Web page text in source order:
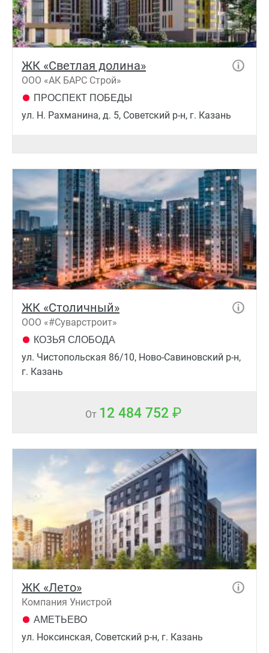
ЖК «Светлая долина»
ООО «АК БАРС Строй»
ПРОСПЕКТ ПОБЕДЫ
ул. Н. Рахманина, д. 5, Советский р-н, г. Казань
ЖК «Столичный»
ООО «#Суварстроит»
КОЗЬЯ СЛОБОДА
ул. Чистопольская 86/10, Ново-Савиновский р-н,
г. Казань
От 12 484 752
ЖК «Лето»
Компания Унистрой
АМЕТЬЕВО
ул. Ноксинская, Советский р-н, г. Казань